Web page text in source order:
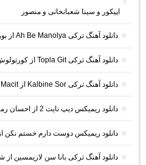
اپیکور و سینا شعبانخانی و منصور
دانلود آهنگ ترکی Ah Be Manolya از بوراک بولوت
دانلود آهنگ ترکی Topla Git از کورتولوش کوش
دانلود آهنگ ترکی Kalbine Sor از Bahadır Macit و Tunahan Sakar
دانلود ریمیکس دیپ نایت 2 از احسان رمزی (ریمیکس طولانی غمگین)
دانلود ریمیکس دوست دارم خستم نکن
دانلود آهنگ ترکی بانا سن لازیمسین از